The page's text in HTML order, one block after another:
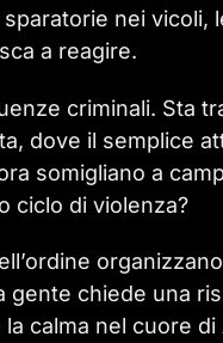
nei vicoli,
a reagire.
criminali. Sta
dove il semplice
somigliano a
ciclo di violenza?
gente chiede una
calma nel cuore di